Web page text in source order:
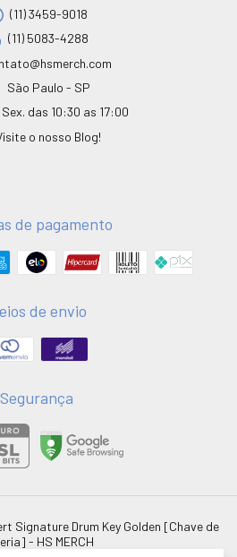
(11) 3459-9018
(11) 5083-4288
São Paulo - SP
das 10:30 as 17:00
o nosso Blog!
de pagamento
de envio
Segurança
Signature Drum Key Golden [Chave de
- HS MERCH